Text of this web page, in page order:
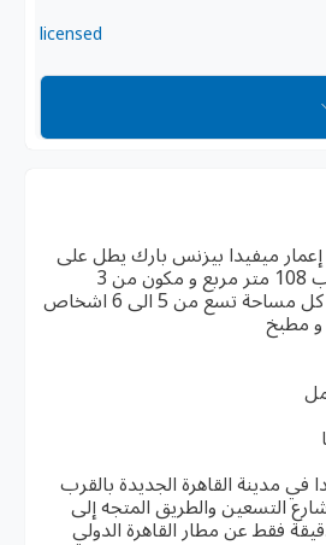
licensed
ميفيدا بيزنس بارك يطل على
البوليفار ، مساحة المكتب 108 متر مربع و مكون من 3
مساحات مكتبية مغلقة كل مساحة تسع من 5 الى 6 اشخاص
و مطبخ
في مدينة القاهرة الجديدة بالقرب
التسعين والطريق المتجه إلى